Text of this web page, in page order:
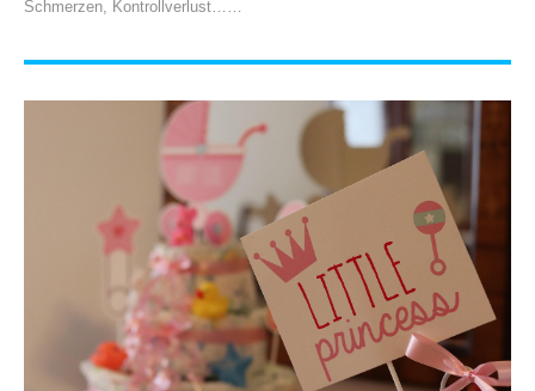
Schmerzen, Kontrollverlust…